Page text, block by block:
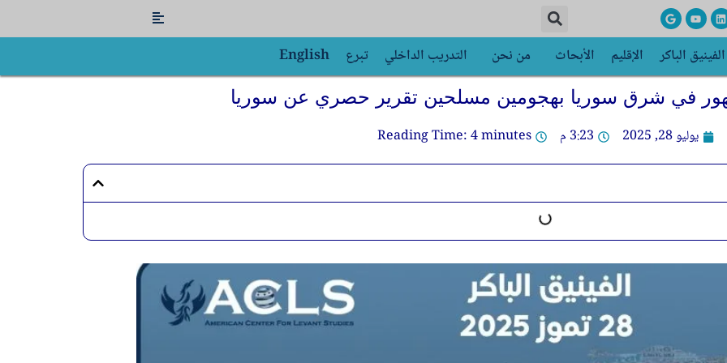
L
i
e
i
Y
o
u
b
e
G
o
l
Flyout
Menu
الفينيق الباكر الإقليم الأبحاث من نحن التدريب الداخلي تبرع English
في شرق سوريا بهجومين مسلحين تقرير حصري عن سوريا
يوليو 28, 2025
3:23 م Reading Time:4minutes